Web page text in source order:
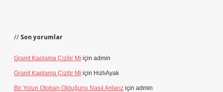
Son yorumlar
Granit Kaplama Çizilir Mi için admin
Granit Kaplama Çizilir Mi için HızlıAyak
Bir Yolun Otoban Olduğunu Nasıl Anlarız için admin